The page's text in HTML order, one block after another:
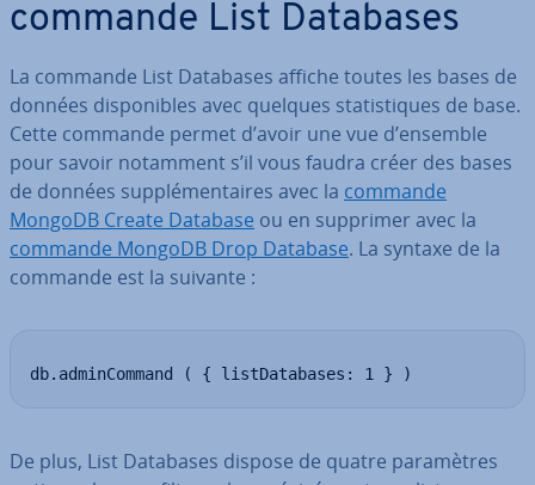
commande List Databases
La commande List Databases affiche toutes les bases de
données dis­po­nibles avec quelques sta­tis­tiques de base.
Cette commande permet d’avoir une vue d’ensemble
pour savoir notamment s’il vous faudra créer des bases
de données sup­plé­men­taires avec la commande
MongoDB Create Database ou en supprimer avec la
commande MongoDB Drop Database. La syntaxe de la
commande est la suivante :
db.adminCommand ( { listDatabases: 1 } )
De plus, List Databases dispose de quatre pa­ra­mètres